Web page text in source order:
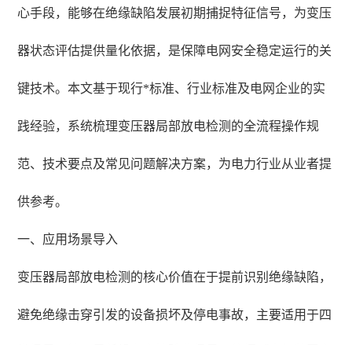
心手段，能够在绝缘缺陷发展初期捕捉特征信号，为变压
器状态评估提供量化依据，是保障电网安全稳定运行的关
键技术。本文基于现行*标准、行业标准及电网企业的实
践经验，系统梳理变压器局部放电检测的全流程操作规
范、技术要点及常见问题解决方案，为电力行业从业者提
供参考。
一、应用场景导入
变压器局部放电检测的核心价值在于提前识别绝缘缺陷，
避免绝缘击穿引发的设备损坏及停电事故，主要适用于四